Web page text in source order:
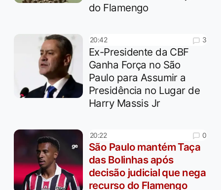
do Flamengo
20:42 3
Ex-Presidente da CBF
Ganha Força no São
Paulo para Assumir a
Presidência no Lugar de
Harry Massis Jr
20:22 0
São Paulo mantém Taça
das Bolinhas após
decisão judicial que nega
recurso do Flamengo